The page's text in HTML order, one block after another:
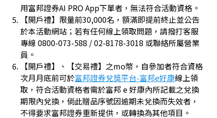
用富邦證券AI PRO App下單者，無法符合活動資格。
【開戶禮】限量前30,000名，額滿即提前終止並公告
於本活動網站；若有任何線上領取問題，請撥打客服
專線 0800-073-588 / 02-8178-3018 或聯絡所屬營業
員。
【開戶禮】、【交易禮】之mo幣，自參加者符合資格
次月月底前可於富邦證券兌獎平台-富邦e好康線上領
取，符合活動資格者需於富邦 e 好康內所記載之兌換
期限內兌換，倘此贈品序號因逾期未兌換而失效者，
不得要求富邦證券重新提供，或轉換為其他項目。